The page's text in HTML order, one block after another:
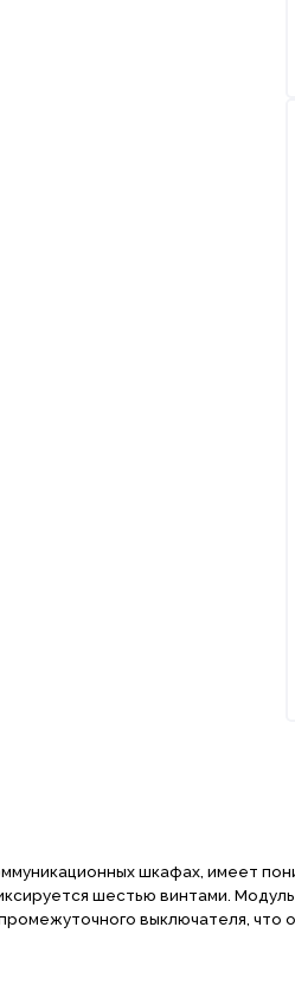
шкафах, имеет
шестью винтами.
выключателя,